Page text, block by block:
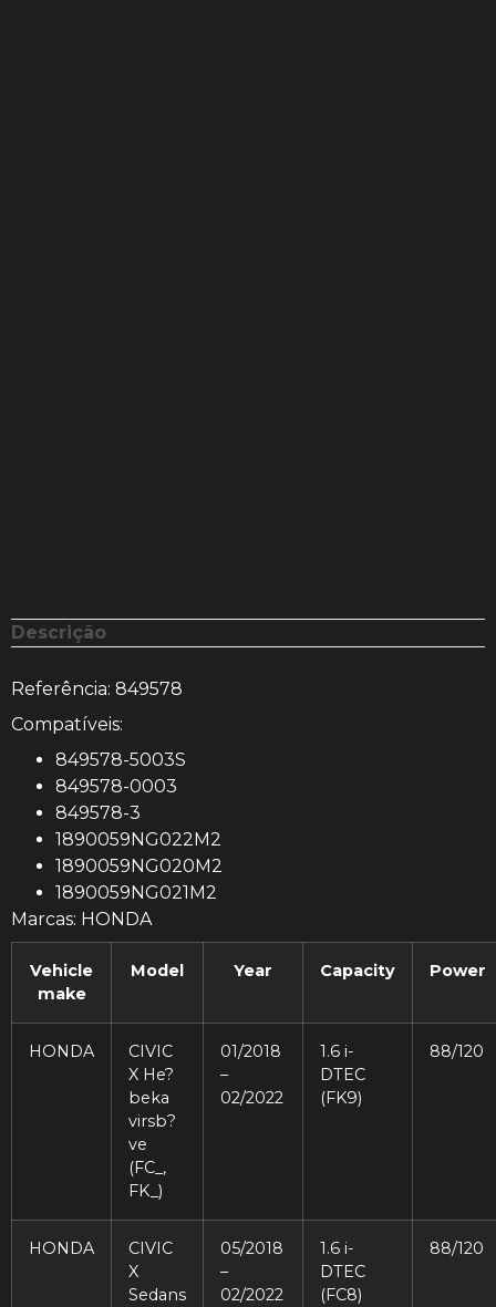
Descrição
Referência: 849578
Compatíveis:
849578-5003S
849578-0003
849578-3
1890059NG022M2
1890059NG020M2
1890059NG021M2
Marcas: HONDA
Vehicle
make
Model Year Capacity Power
HONDA
CIVIC
X He?
beka
virsb?
ve
(FC_,
FK_)
01/2018
–
02/2022
1.6 i-
DTEC
(FK9)
88/120
HONDA
CIVIC
X
Sedans
05/2018
–
02/2022
1.6 i-
DTEC
(FC8)
88/120